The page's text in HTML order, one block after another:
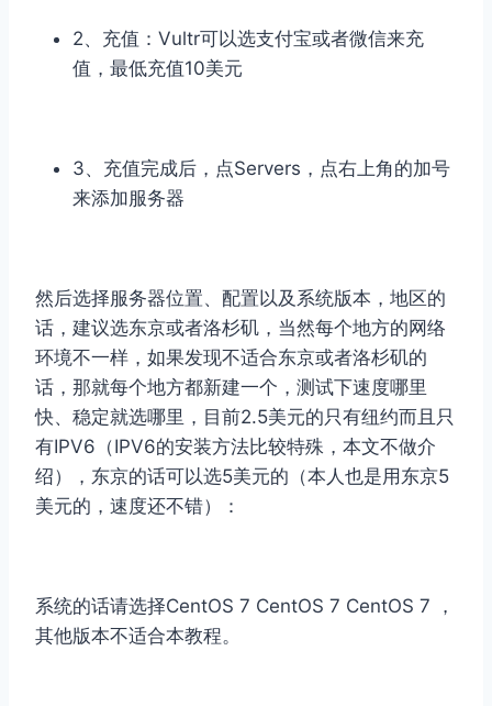
2、充值：Vultr可以选支付宝或者微信来充
值，最低充值10美元
3、充值完成后，点Servers，点右上角的加号
来添加服务器
然后选择服务器位置、配置以及系统版本，地区的
话，建议选东京或者洛杉矶，当然每个地方的网络
环境不一样，如果发现不适合东京或者洛杉矶的
话，那就每个地方都新建一个，测试下速度哪里
快、稳定就选哪里，目前2.5美元的只有纽约而且只
有IPV6（IPV6的安装方法比较特殊，本文不做介
绍），东京的话可以选5美元的（本人也是用东京5
美元的，速度还不错）：
系统的话请选择CentOS 7 CentOS 7 CentOS 7 ，
其他版本不适合本教程。